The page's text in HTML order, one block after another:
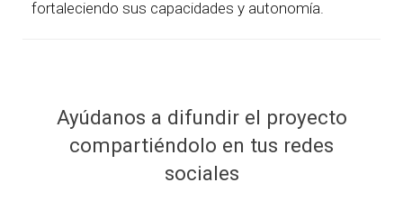
fortaleciendo sus capacidades y autonomía.
Ayúdanos a difundir el proyecto
compartiéndolo en tus redes
sociales